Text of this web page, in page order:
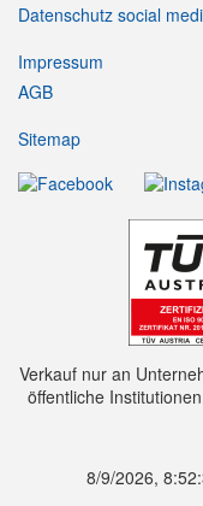
Datenschutz social
Impressum
AGB
Sitemap
Verkauf nur an
öffentliche
8/9/2026,